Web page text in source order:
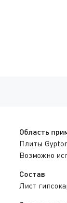
Область
Плиты
Возможно
Состав
Лист